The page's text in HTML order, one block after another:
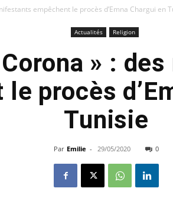
empêchent le procès d’Emna Chargui en
Actualités Religion
» :
procès
Tunisie
Par Emilie - 29/05/2020 0